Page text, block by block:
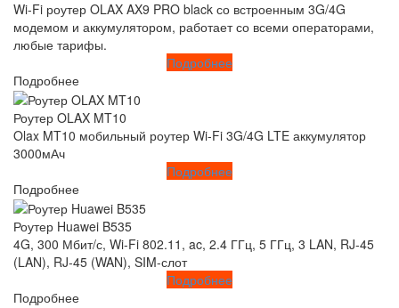
Wi-Fi роутер OLAX AX9 PRO black со встроенным 3G/4G
модемом и аккумулятором, работает со всеми операторами,
любые тарифы.
Подробнее
Подробнее
Роутер OLAX MT10
Olax MT10 мобильный роутер Wi-Fi 3G/4G LTE аккумулятор
3000мАч
Подробнее
Подробнее
Роутер Huawei B535
4G, 300 Мбит/с, Wi-Fi 802.11, ac, 2.4 ГГц, 5 ГГц, 3 LAN, RJ-45
(LAN), RJ-45 (WAN), SIM-слот
Подробнее
Подробнее